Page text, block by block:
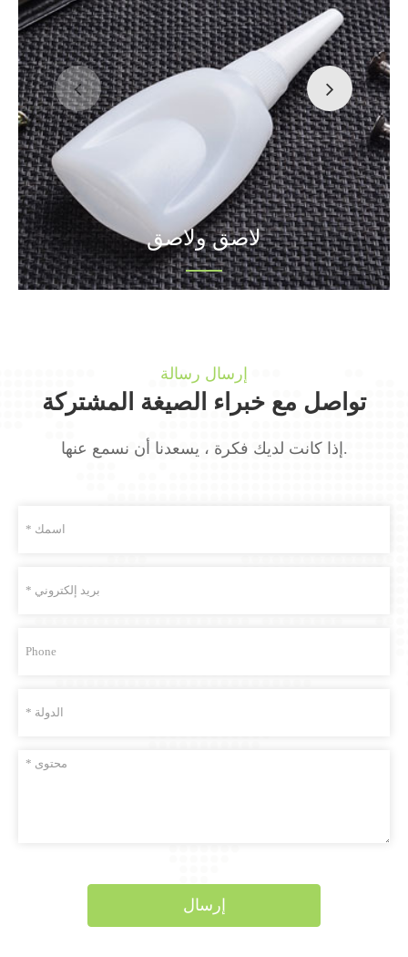
لاصق ولاصق
إرسال رسالة
تواصل مع خبراء الصيغة المشتركة
إذا كانت لديك فكرة ، يسعدنا أن نسمع عنها.
إرسال